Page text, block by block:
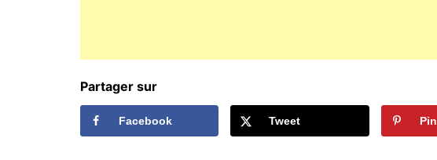
Partager sur
Facebook Tweet Pin